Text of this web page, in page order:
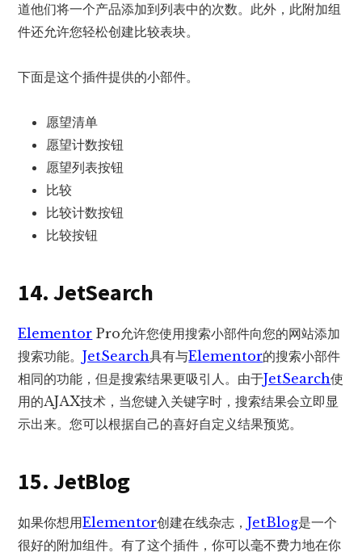
道他们将一个产品添加到列表中的次数。此外，此附加组
件还允许您轻松创建比较表块。
下面是这个插件提供的小部件。
愿望清单
愿望计数按钮
愿望列表按钮
比较
比较计数按钮
比较按钮
14. JetSearch
Elementor Pro允许您使用搜索小部件向您的网站添加
搜索功能。JetSearch具有与Elementor的搜索小部件
相同的功能，但是搜索结果更吸引人。由于JetSearch使
用的AJAX技术，当您键入关键字时，搜索结果会立即显
示出来。您可以根据自己的喜好自定义结果预览。
15. JetBlog
如果你想用Elementor创建在线杂志，JetBlog是一个
很好的附加组件。有了这个插件，你可以毫不费力地在你